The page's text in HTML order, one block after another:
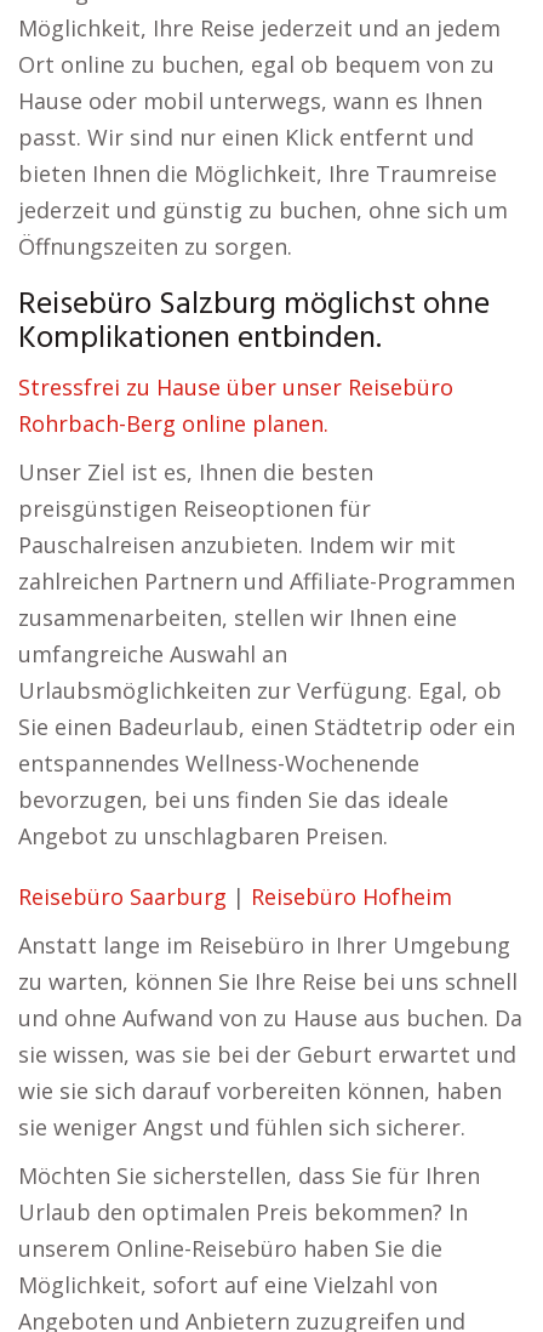
Möglichkeit, Ihre Reise jederzeit und an jedem
Ort online zu buchen, egal ob bequem von zu
Hause oder mobil unterwegs, wann es Ihnen
passt. Wir sind nur einen Klick entfernt und
bieten Ihnen die Möglichkeit, Ihre Traumreise
jederzeit und günstig zu buchen, ohne sich um
Öffnungszeiten zu sorgen.
Reisebüro Salzburg möglichst ohne
Komplikationen entbinden.
Stressfrei zu Hause über unser Reisebüro
Rohrbach-Berg online planen.
Unser Ziel ist es, Ihnen die besten
preisgünstigen Reiseoptionen für
Pauschalreisen anzubieten. Indem wir mit
zahlreichen Partnern und Affiliate-Programmen
zusammenarbeiten, stellen wir Ihnen eine
umfangreiche Auswahl an
Urlaubsmöglichkeiten zur Verfügung. Egal, ob
Sie einen Badeurlaub, einen Städtetrip oder ein
entspannendes Wellness-Wochenende
bevorzugen, bei uns finden Sie das ideale
Angebot zu unschlagbaren Preisen.
Reisebüro Saarburg | Reisebüro Hofheim
Anstatt lange im Reisebüro in Ihrer Umgebung
zu warten, können Sie Ihre Reise bei uns schnell
und ohne Aufwand von zu Hause aus buchen. Da
sie wissen, was sie bei der Geburt erwartet und
wie sie sich darauf vorbereiten können, haben
sie weniger Angst und fühlen sich sicherer.
Möchten Sie sicherstellen, dass Sie für Ihren
Urlaub den optimalen Preis bekommen? In
unserem Online-Reisebüro haben Sie die
Möglichkeit, sofort auf eine Vielzahl von
Angeboten und Anbietern zuzugreifen und